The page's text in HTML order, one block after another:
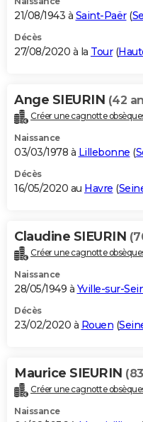
21/08/1943 à Saint-Paër(
Décès
27/08/2020 à la Tour(
Ange SIEURIN (42
Créer une cagnotte
Naissance
03/03/1978 à Lillebonne (
Décès
16/05/2020 au Havre (
Claudine SIEURIN
Créer une cagnotte
Naissance
28/05/1949 à Yville-sur-
Décès
23/02/2020 à Rouen (
Maurice SIEURIN
Créer une cagnotte
Naissance